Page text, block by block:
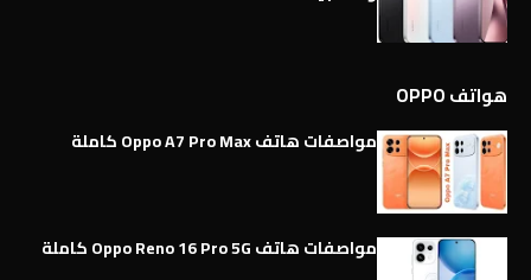
هواتف OPPO
مواصفات هاتف Oppo A7 Pro Max كاملة
مواصفات هاتف Oppo Reno 16 Pro 5G كاملة